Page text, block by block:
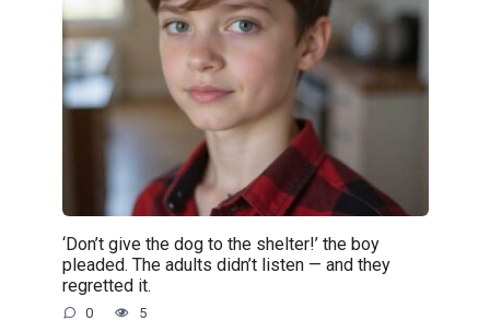
‘Don’t give the dog to the shelter!’ the boy
pleaded. The adults didn’t listen — and they
regretted it.
0 5